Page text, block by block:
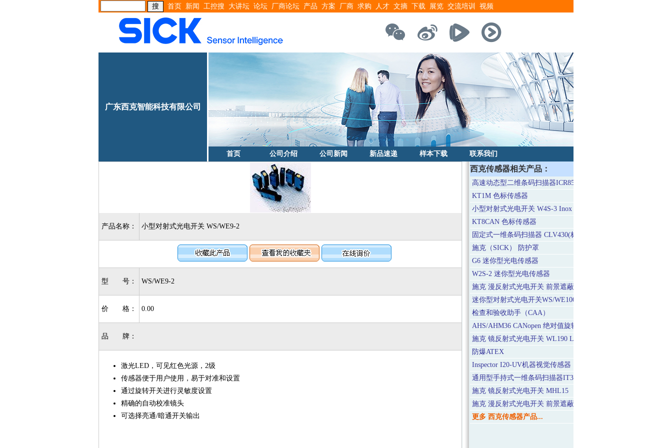
首页 新闻 工控搜 大讲坛 论坛 厂商论坛 产品 方案 厂商 求购 人才 文摘 下载 展览 交流培训 视频
广东西克智能科技有限公司
首页 公司介绍 公司新闻 新品速递 样本下载 联系我们
产品名称： 小型对射式光电开关 WS/WE9-2
型 号： WS/WE9-2
价 格： 0.00
品 牌：
激光LED，可见红色光源，2级
传感器便于用户使用，易于对准和设置
通过旋转开关进行灵敏度设置
精确的自动校准镜头
可选择亮通/暗通开关输出
西克传感器相关产品：
高速动态型二维条码扫描器ICR852-1020
KT1M 色标传感器
小型对射式光电开关 W4S-3 Inox
KT8CAN 色标传感器
固定式一维条码扫描器 CLV430(标准型)
施克（SICK） 防护罩
G6 迷你型光电传感器
W2S-2 迷你型光电传感器
施克 漫反射式光电开关 前景遮蔽FGS WTV190T
迷你型对射式光电开关WS/WE100
检查和验收助手（CAA）
AHS/AHM36 CANopen 绝对值旋转编码器
施克 镜反射式光电开关 WL190 Laser
防爆ATEX
Inspector I20-UV机器视觉传感器
通用型手持式一维条码扫描器IT3900
施克 镜反射式光电开关 MHL15
施克 漫反射式光电开关 前景遮蔽FGS WT11
更多 西克传感器产品...